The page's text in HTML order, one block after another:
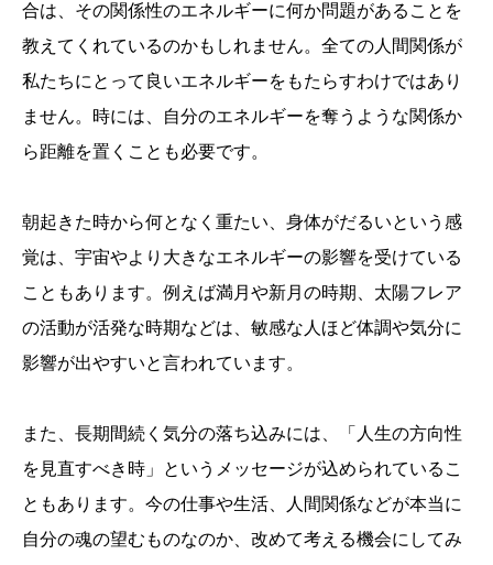
合は、その関係性のエネルギーに何か問題があることを
教えてくれているのかもしれません。全ての人間関係が
私たちにとって良いエネルギーをもたらすわけではあり
ません。時には、自分のエネルギーを奪うような関係か
ら距離を置くことも必要です。
朝起きた時から何となく重たい、身体がだるいという感
覚は、宇宙やより大きなエネルギーの影響を受けている
こともあります。例えば満月や新月の時期、太陽フレア
の活動が活発な時期などは、敏感な人ほど体調や気分に
影響が出やすいと言われています。
また、長期間続く気分の落ち込みには、「人生の方向性
を見直すべき時」というメッセージが込められているこ
ともあります。今の仕事や生活、人間関係などが本当に
自分の魂の望むものなのか、改めて考える機会にしてみ